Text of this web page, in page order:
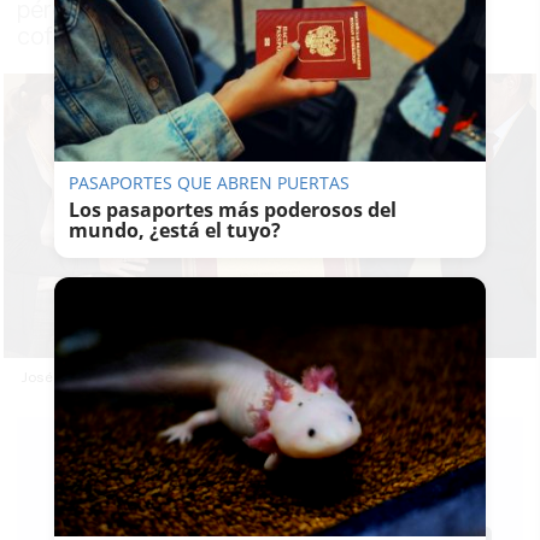
pérdida ha sido muy sentida en el mundo
cofrade
José Torreglosa exhibiendo el título de Hijo Adoptivo en 2012.
KIKO
ABUÍN
10/01/2022Actualizado: 10/01/2022 - 17:34
PASAPORTES QUE ABREN PUERTAS
Los pasaportes más poderosos del
mundo, ¿está el tuyo?